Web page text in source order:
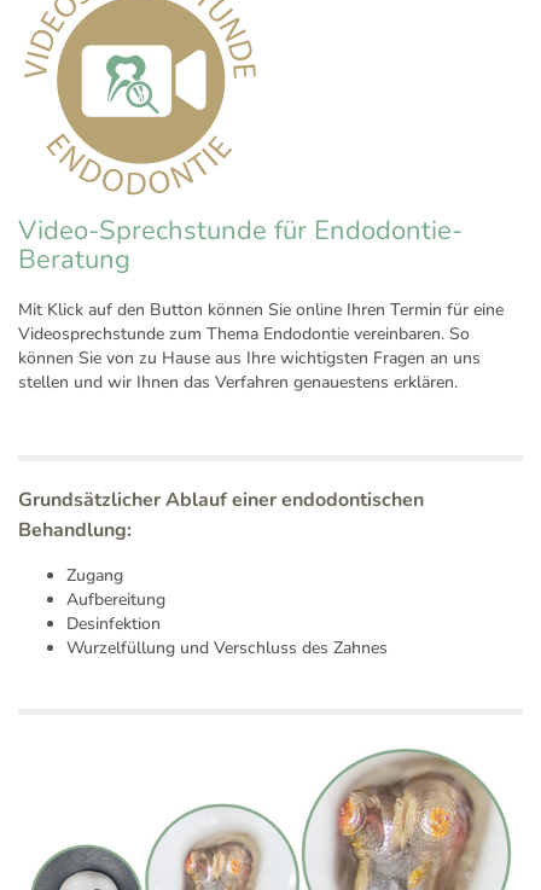
Video-Sprechstunde für Endodontie-
Beratung
Mit Klick auf den Button können Sie online Ihren Termin für eine
Videosprechstunde zum Thema Endodontie vereinbaren. So
können Sie von zu Hause aus Ihre wichtigsten Fragen an uns
stellen und wir Ihnen das Verfahren genauestens erklären.
Grundsätzlicher Ablauf einer endodontischen
Behandlung:
Zugang
Aufbereitung
Desinfektion
Wurzelfüllung und Verschluss des Zahnes